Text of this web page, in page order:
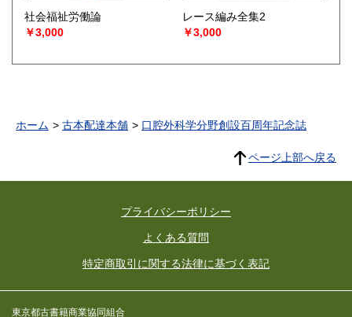
社会福祉労働論
￥3,000
レース編み全集2
￥3,000
ホーム 古本配達本舗 口腔外科学分野創設百周年記念誌
ページ上部へ戻る
プライバシーポリシー
よくある質問
特定商取引に関する法律に基づく表記
東京都古書籍商業協同組合